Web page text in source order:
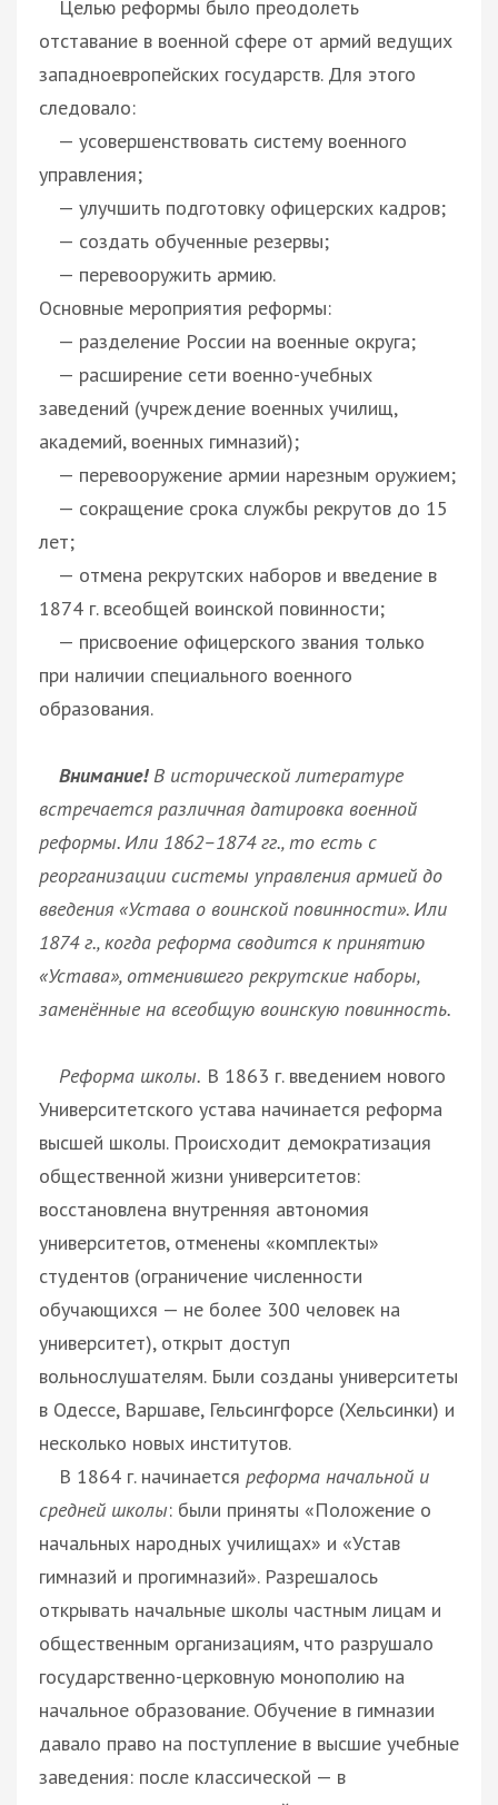
Целью реформы было преодолеть
отставание в военной сфере от армий ведущих
западноевропейских государств. Для этого
следовало:
— усовершенствовать систему военного
управления;
— улучшить подготовку офицерских кадров;
— создать обученные резервы;
— перевооружить армию.
Основные мероприятия реформы:
— разделение России на военные округа;
— расширение сети военно-учебных
заведений (учреждение военных училищ,
академий, военных гимназий);
— перевооружение армии нарезным оружием;
— сокращение срока службы рекрутов до 15
лет;
— отмена рекрутских наборов и введение в
1874 г. всеобщей воинской повинности;
— присвоение офицерского звания только
при наличии специального военного
образования.
Внимание!В исторической литературе
встречается различная датировка военной
реформы. Или 1862–1874 гг., то есть с
реорганизации системы управления армией до
введения «Устава о воинской повинности». Или
1874 г., когда реформа сводится к принятию
«Устава», отменившего рекрутские наборы,
заменённые на всеобщую воинскую повинность.
Реформа школы. В 1863 г. введением нового
Университетского устава начинается реформа
высшей школы. Происходит демократизация
общественной жизни университетов:
восстановлена внутренняя автономия
университетов, отменены «комплекты»
студентов (ограничение численности
обучающихся — не более 300 человек на
университет), открыт доступ
вольнослушателям. Были созданы университеты
в Одессе, Варшаве, Гельсингфорсе (Хельсинки) и
несколько новых институтов.
В 1864 г. начинается реформа начальной и
средней школы: были приняты «Положение о
начальных народных училищах» и «Устав
гимназий и прогимназий». Разрешалось
открывать начальные школы частным лицам и
общественным организациям, что разрушало
государственно-церковную монополию на
начальное образование. Обучение в гимназии
давало право на поступление в высшие учебные
заведения: после классической — в